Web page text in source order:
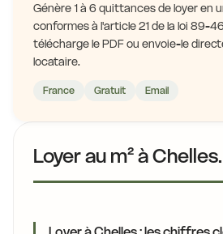
Génère 1 à 6 quittances de loyer en
conformes à l'article 21 de la loi 89-
télécharge le PDF ou envoie-le
locataire.
France Gratuit Email
Loyer au m² à Chelles.